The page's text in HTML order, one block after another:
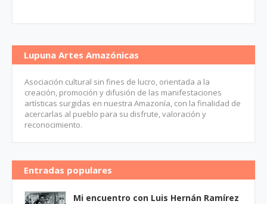
Lupuna Artes Amazónicas
Asociación cultural sin fines de lucro, orientada a la
creación, promoción y difusión de las manifestaciones
artísticas surgidas en nuestra Amazonía, con la finalidad de
acercarlas al pueblo para su disfrute, valoración y
reconocimiento.
Entradas populares
Mi encuentro con Luis Hernán Ramírez